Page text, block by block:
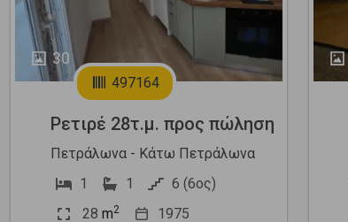
30
497164
Ρετιρέ 28τ.μ. προς πώληση
Πετράλωνα - Κάτω Πετράλωνα
1
1
6 (6ος)
28 m2 1975